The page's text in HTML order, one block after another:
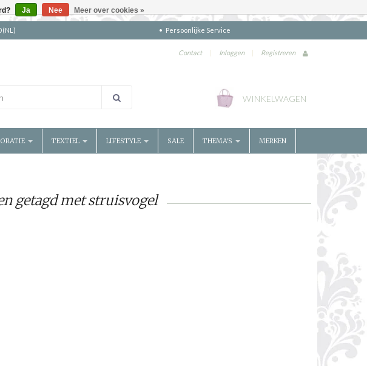
(NL) Persoonlijke Service
Contact | Inloggen | Registreren
WINKELWAGEN
TEXTIEL LIFESTYLE SALE THEMA'S MERKEN
getagd met struisvogel
Ja Nee Meer over cookies »